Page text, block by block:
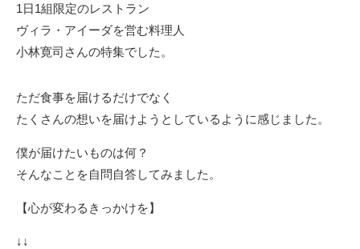
1日1組限定のレストラン
ヴィラ・アイーダを営む料理人
小林寛司さんの特集でした。
ただ食事を届けるだけでなく
たくさんの想いを届けようとしているように感じました。
僕が届けたいものは何？
そんなことを自問自答してみました。
【心が変わるきっかけを】
↓↓